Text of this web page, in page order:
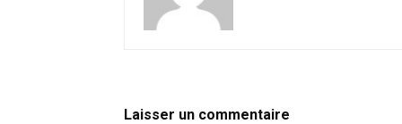
Laisser un commentaire